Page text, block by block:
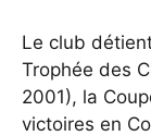
Le club
Trophée des
2001), la
victoires en